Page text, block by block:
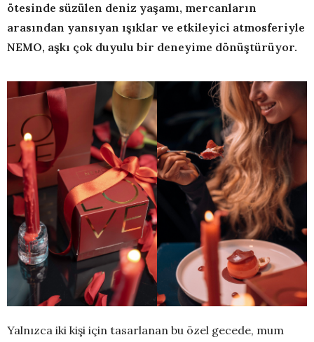
ötesinde süzülen deniz yaşamı, mercanların
arasından yansıyan ışıklar ve etkileyici atmosferiyle
NEMO, aşkı çok duyulu bir deneyime dönüştürüyor.
Yalnızca iki kişi için tasarlanan bu özel gecede, mum